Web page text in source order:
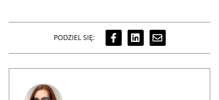
PODZIEL SIĘ: